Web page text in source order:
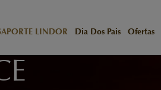
LINDOR Dia Dos Pais Ofertas